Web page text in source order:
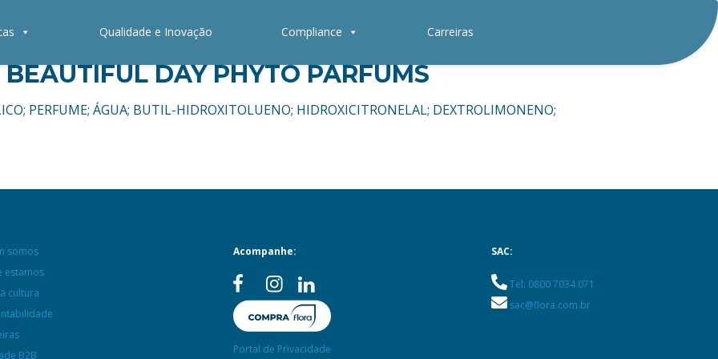
Qualidade e Inovação Compliance Carreiras
DAY PHYTO PARFUMS
PERFUME; ÁGUA; BUTIL-HIDROXITOLUENO; HIDROXICITRONELAL; DEXTROLIMONENO;
somos
estamos
cultura
B2B
Acompanhe:
Portal de Privacidade
SAC:
Tel: 0800 7034 071
sac@flora.com.br